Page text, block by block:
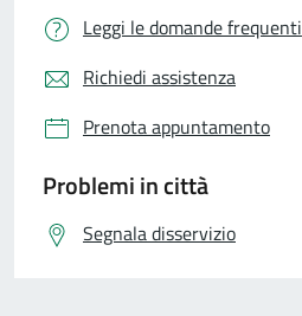
Leggi le domande frequenti
Richiedi assistenza
Prenota appuntamento
Problemi in città
Segnala disservizio